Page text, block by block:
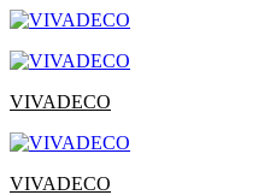
Перейти
содержимому
VIVADECO
VIVADECO